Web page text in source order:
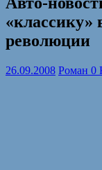
«классику»
революции
26.09.2008 Роман 0